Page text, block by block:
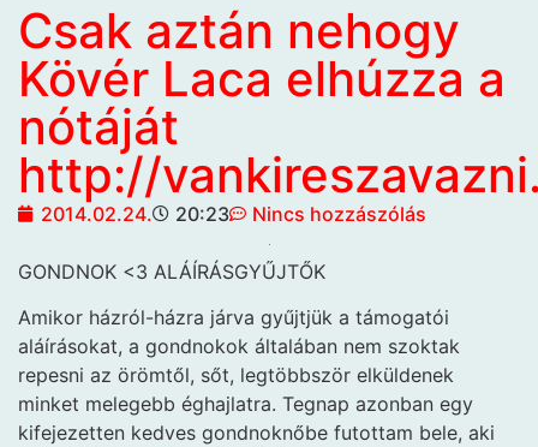
Csak aztán nehogy
Kövér Laca elhúzza a
nótáját
http://
2014.02.24. 20:23 Nincs hozzászólás
GONDNOK <3 ALÁÍRÁSGYŰJTŐK
Amikor házról-házra járva gyűjtjük a támogatói
aláírásokat, a gondnokok általában nem szoktak
repesni az örömtől, sőt, legtöbbször elküldenek
minket melegebb éghajlatra. Tegnap azonban egy
kifejezetten kedves gondnoknőbe futottam bele, aki